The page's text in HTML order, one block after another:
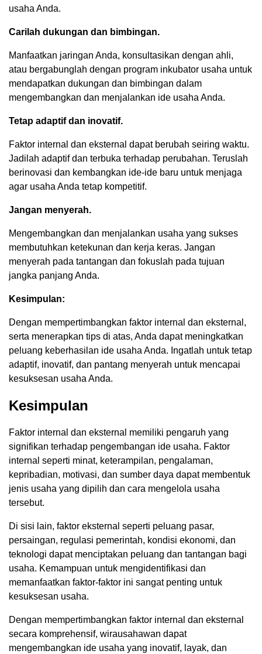
usaha Anda.
Carilah dukungan dan bimbingan.
Manfaatkan jaringan Anda, konsultasikan dengan ahli,
atau bergabunglah dengan program inkubator usaha untuk
mendapatkan dukungan dan bimbingan dalam
mengembangkan dan menjalankan ide usaha Anda.
Tetap adaptif dan inovatif.
Faktor internal dan eksternal dapat berubah seiring waktu.
Jadilah adaptif dan terbuka terhadap perubahan. Teruslah
berinovasi dan kembangkan ide-ide baru untuk menjaga
agar usaha Anda tetap kompetitif.
Jangan menyerah.
Mengembangkan dan menjalankan usaha yang sukses
membutuhkan ketekunan dan kerja keras. Jangan
menyerah pada tantangan dan fokuslah pada tujuan
jangka panjang Anda.
Kesimpulan:
Dengan mempertimbangkan faktor internal dan eksternal,
serta menerapkan tips di atas, Anda dapat meningkatkan
peluang keberhasilan ide usaha Anda. Ingatlah untuk tetap
adaptif, inovatif, dan pantang menyerah untuk mencapai
kesuksesan usaha Anda.
Kesimpulan
Faktor internal dan eksternal memiliki pengaruh yang
signifikan terhadap pengembangan ide usaha. Faktor
internal seperti minat, keterampilan, pengalaman,
kepribadian, motivasi, dan sumber daya dapat membentuk
jenis usaha yang dipilih dan cara mengelola usaha
tersebut.
Di sisi lain, faktor eksternal seperti peluang pasar,
persaingan, regulasi pemerintah, kondisi ekonomi, dan
teknologi dapat menciptakan peluang dan tantangan bagi
usaha. Kemampuan untuk mengidentifikasi dan
memanfaatkan faktor-faktor ini sangat penting untuk
kesuksesan usaha.
Dengan mempertimbangkan faktor internal dan eksternal
secara komprehensif, wirausahawan dapat
mengembangkan ide usaha yang inovatif, layak, dan